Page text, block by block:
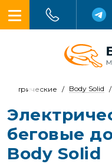
Body Solid
беговые
Body Solid